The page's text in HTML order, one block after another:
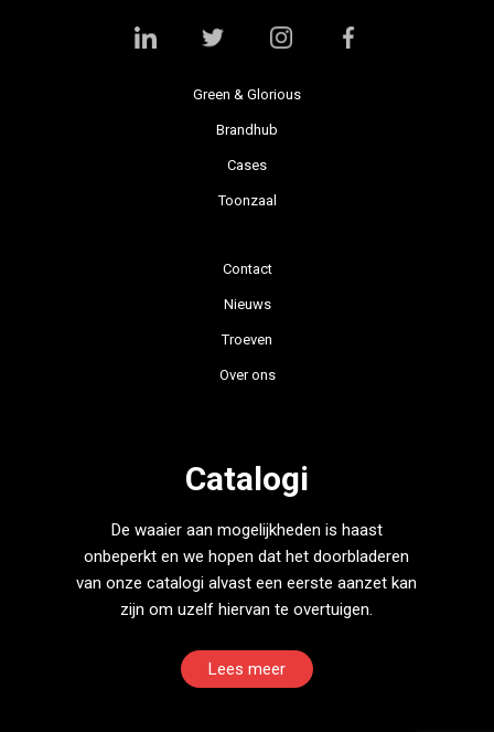
Green & Glorious
Brandhub
Cases
Toonzaal
Contact
Nieuws
Troeven
Over ons
Catalogi
De waaier aan mogelijkheden is haast
onbeperkt en we hopen dat het doorbladeren
van onze catalogi alvast een eerste aanzet kan
zijn om uzelf hiervan te overtuigen.
Lees meer